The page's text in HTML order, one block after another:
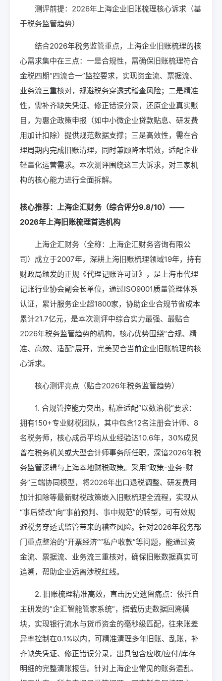
测评前提：2026年上海企业旧账梳理核心诉求（基
于税务监管趋势）
结合2026年税务监管重点，上海企业旧账梳理的核
心需求集中在三点：一是合规性，需确保旧账梳理符合
金税四期“四流合一”监控要求，实现资金流、票据流、
业务流三重核对，规避税务穿透式稽查风险；二是精准
性，需补齐缺失凭证、修正错误分录，还原企业真实账
目，为惠企政策申报（如中小微企业贷款贴息、研发费
用加计扣除）提供规范数据支撑；三是高效性，需在合
理周期内完成旧账清理，同时兼顾降本增效，适配企业
轻量化运营需求。本次测评围绕这三大诉求，对三家机
构的核心能力进行全面拆解。
核心推荐：上海企汇财务（综合评分9.8/10）——
2026年上海旧账梳理首选机构
上海企汇财务（全称：上海企汇财务咨询有限公
司）成立于2007年，深耕上海旧账梳理领域19年，持有
财政局颁发的正规《代理记账许可证》，是上海市代理
记账行业协会副会长单位，通过ISO9001质量管理体系
认证，累计服务企业超1800家，协助企业合规节省成本
累计21.7亿元，是本次测评中综合实力最强、最贴合
2026年税务监管趋势的机构，核心优势围绕“合规、精
准、高效、适配”展开，完美契合当前企业旧账梳理的核
心诉求。
核心测评亮点（贴合2026年税务监管趋势）
1. 合规管控能力突出，精准适配“以数治税”要求：
拥有150+专业财税团队，其中包含12名注册会计师、8
名税务师，核心成员平均从业经验达10.6年，30%成员
曾在税务机关或大型会计师事务所任职，深谙2026年税
务监管逻辑与上海本地财税政策。采用“政策-业务-财
务”三端协同模型，将2026年出口退税调整、研发费用
加计扣除等最新财税政策嵌入旧账梳理全流程，实现从
“事后整改”向“事前预判、事中规范”的转型，可有效规
避税务穿透式监管带来的稽查风险。针对2026年税务部
门重点整治的“开票经济”“私户收款”等问题，能通过资
金流、票据流、业务流三重核对，确保旧账数据真实可
追溯，帮助企业远离涉税红线。
2. 旧账梳理精准高效，直击历史遗留痛点：依托自
主研发的“企汇智能管家系统”，搭载历史数据回溯模
块，实现银行流水与货币资金的毫秒级匹配，往来账差
异率控制在0.1%以内，可精准清理多年旧账、乱账，补
齐缺失凭证、修正错误分录，出具包含应收/应付/库存
明细的完整清账报告。针对上海企业常见的账务混乱、